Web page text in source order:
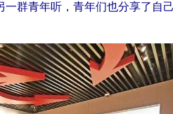
青年听，青年们也分享了自